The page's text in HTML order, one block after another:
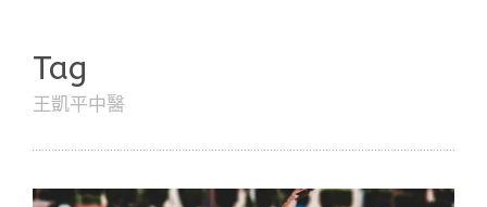
Tag
王凱平中醫